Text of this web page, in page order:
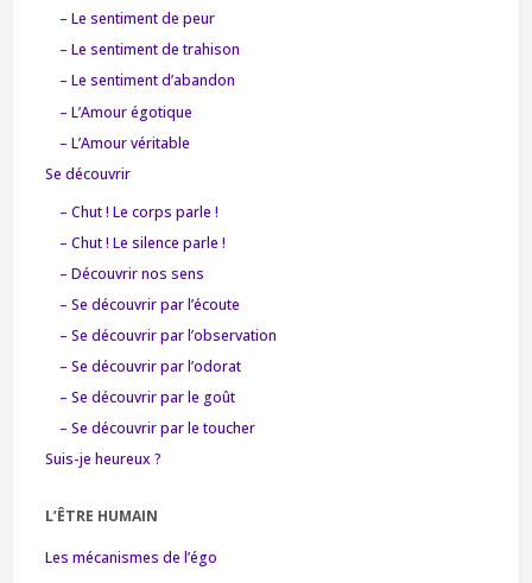
– Le sentiment de peur
– Le sentiment de trahison
– Le sentiment d’abandon
– L’Amour égotique
– L’Amour véritable
Se découvrir
– Chut ! Le corps parle !
– Chut ! Le silence parle !
– Découvrir nos sens
– Se découvrir par l’écoute
– Se découvrir par l’observation
– Se découvrir par l’odorat
– Se découvrir par le goût
– Se découvrir par le toucher
Suis-je heureux ?
L’ÊTRE HUMAIN
Les mécanismes de l’égo